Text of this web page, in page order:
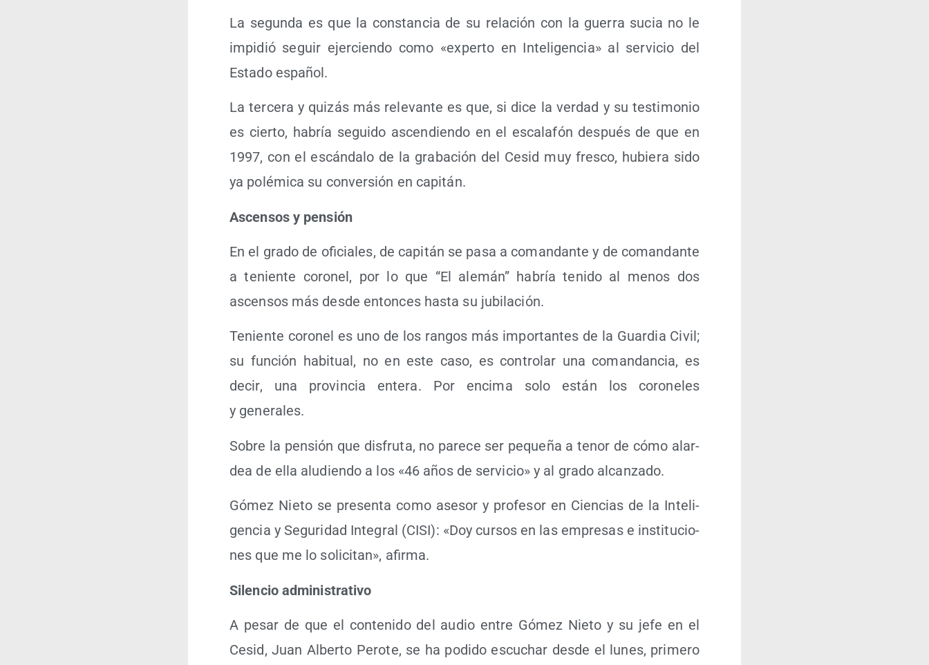
La segun­da es que la cons­tan­cia de su rela­ción con la gue­rra sucia no le
impi­dió seguir ejer­cien­do como «exper­to en Inte­li­gen­cia» al ser­vi­cio del
Esta­do español.
La ter­ce­ra y qui­zás más rele­van­te es que, si dice la ver­dad y su tes­ti­mo­nio
es cier­to, habría segui­do ascen­dien­do en el esca­la­fón des­pués de que en
1997, con el escán­da­lo de la gra­ba­ción del Cesid muy fres­co, hubie­ra sido
ya polé­mi­ca su con­ver­sión en capitán.
Ascen­sos y pensión
En el gra­do de ofi­cia­les, de capi­tán se pasa a coman­dan­te y de coman­dan­te
a tenien­te coro­nel, por lo que “El ale­mán” habría teni­do al menos dos
ascen­sos más des­de enton­ces has­ta su jubilación.
Tenien­te coro­nel es uno de los ran­gos más impor­tan­tes de la Guar­dia Civil;
su fun­ción habi­tual, no en este caso, es con­tro­lar una coman­dan­cia, es
decir, una pro­vin­cia ente­ra. Por enci­ma solo están los coro­ne­les
y generales.
Sobre la pen­sión que dis­fru­ta, no pare­ce ser peque­ña a tenor de cómo alar­
dea de ella alu­dien­do a los «46 años de ser­vi­cio» y al gra­do alcanzado.
Gómez Nie­to se pre­sen­ta como ase­sor y pro­fe­sor en Cien­cias de la Inte­li­
gen­cia y Segu­ri­dad Inte­gral (CISI): «Doy cur­sos en las empre­sas e ins­ti­tu­cio­
nes que me lo soli­ci­tan», afirma.
Silen­cio administrativo
A pesar de que el con­te­ni­do del audio entre Gómez Nie­to y su jefe en el
Cesid, Juan Alber­to Pero­te, se ha podi­do escu­char des­de el lunes, pri­me­ro